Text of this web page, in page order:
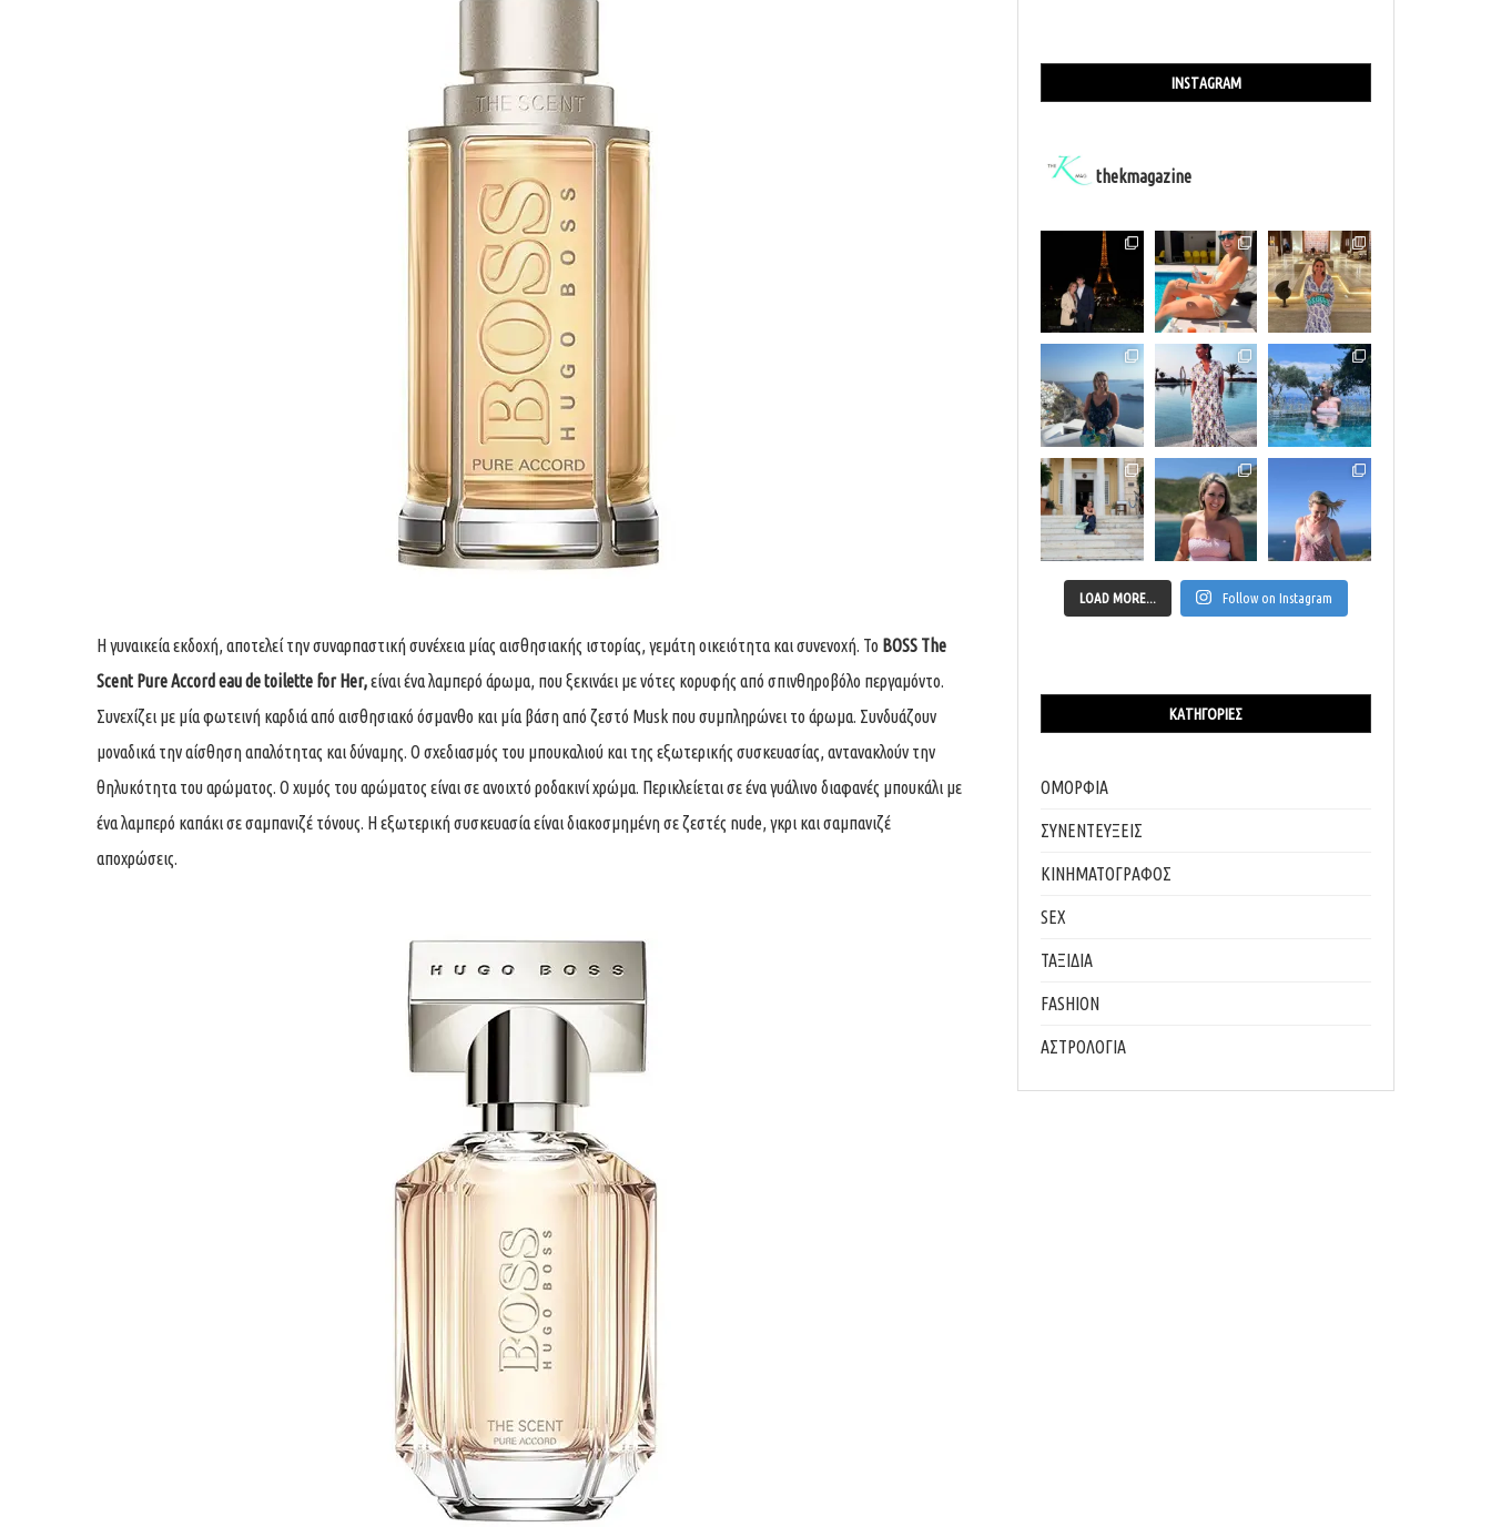
Η γυναικεία εκδοχή, αποτελεί την συναρπαστική συνέχεια μίας αισθησιακής ιστορίας, γεμάτη οικειότητα και συνενοχή. Το BOSS The
Scent Pure Accord eau de toilette for Her,είναι ένα λαμπερό άρωμα, που ξεκινάει με νότες κορυφής από σπινθηροβόλο περγαμόντο.
Συνεχίζει με μία φωτεινή καρδιά από αισθησιακό όσμανθο και μία βάση από ζεστό Musk που συμπληρώνει το άρωμα. Συνδυάζουν
μοναδικά την αίσθηση απαλότητας και δύναμης. Ο σχεδιασμός του μπουκαλιού και της εξωτερικής συσκευασίας, αντανακλούν την
θηλυκότητα του αρώματος. Ο χυμός του αρώματος είναι σε ανοιχτό ροδακινί χρώμα. Περικλείεται σε ένα γυάλινο διαφανές μπουκάλι με
ένα λαμπερό καπάκι σε σαμπανιζέ τόνους. Η εξωτερική συσκευασία είναι διακοσμημένη σε ζεστές nude, γκρι και σαμπανιζέ
αποχρώσεις.
INSTAGRAM
thekmagazine
LOAD MORE... Follow on Instagram
ΚΑΤΗΓΟΡΊΕΣ
ΟΜΟΡΦΙΑ
ΣΥΝΕΝΤΕΥΞΕΙΣ
ΚΙΝΗΜΑΤΟΓΡΑΦΟΣ
SEX
ΤΑΞΙΔΙΑ
FASHION
ΑΣΤΡΟΛΟΓΙΑ